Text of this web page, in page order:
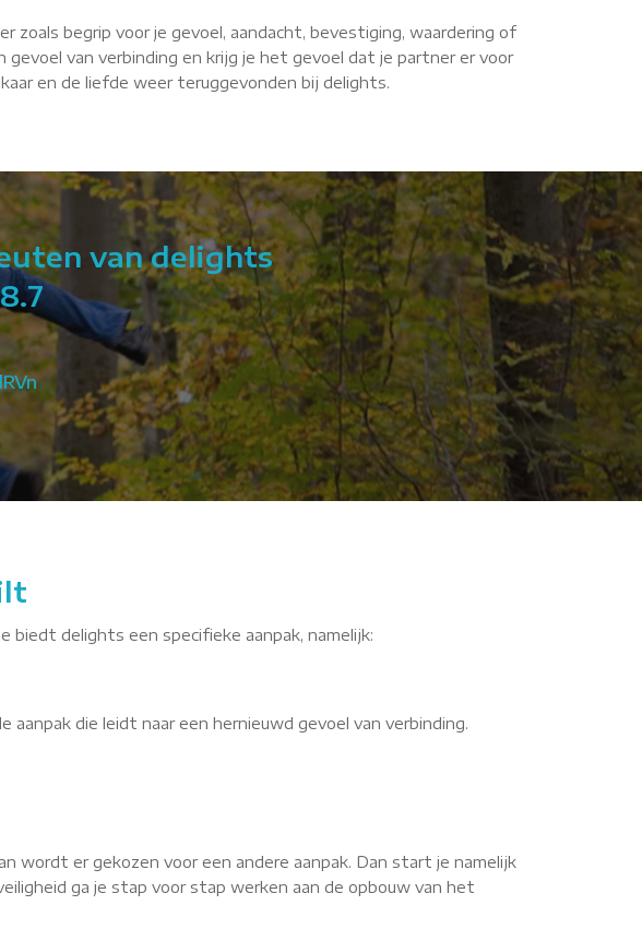
zoals begrip voor je gevoel, aandacht, bevestiging, waardering of
van verbinding en krijg je het gevoel dat je partner er voor
en de liefde weer teruggevonden bij delights.
van delights
biedt delights een specifieke aanpak, namelijk:
die leidt naar een hernieuwd gevoel van verbinding.
wordt er gekozen voor een andere aanpak. Dan start je namelijk
ga je stap voor stap werken aan de opbouw van het